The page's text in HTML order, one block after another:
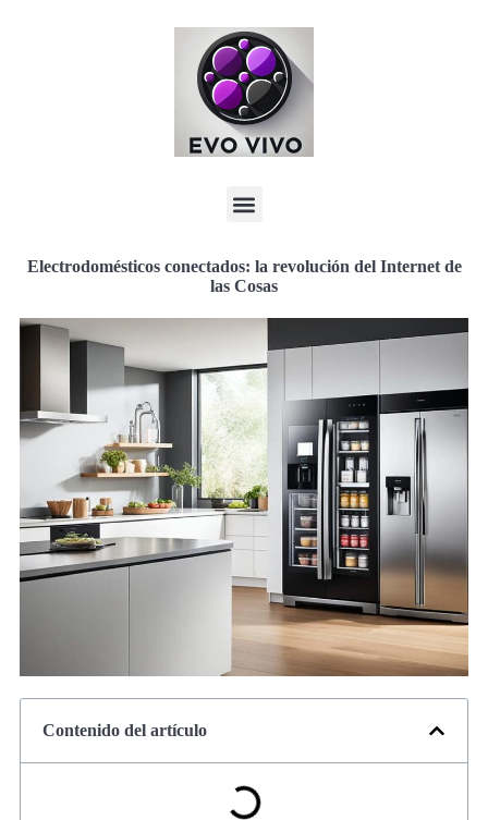
Electrodomésticos conectados: la revolución del Internet de
las Cosas
Contenido del artículo